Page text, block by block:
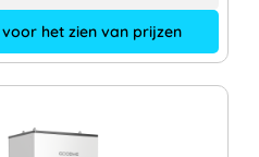
het zien van prijzen